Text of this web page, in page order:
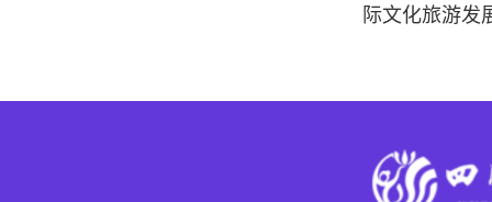
际文化旅游发